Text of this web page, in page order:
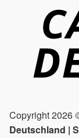
Copyright 2026
Deutschland |